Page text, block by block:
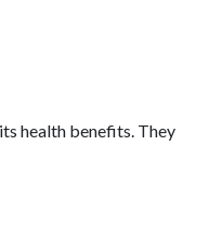
health benefits. They